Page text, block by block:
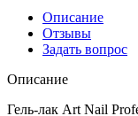
Описание
Отзывы
Задать вопрос
Описание
Гель-лак Art Nail